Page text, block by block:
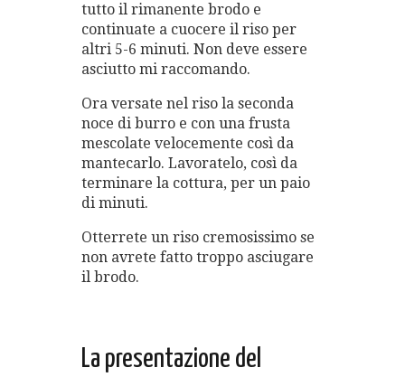
tutto il rimanente brodo e
continuate a cuocere il riso per
altri 5-6 minuti. Non deve essere
asciutto mi raccomando.
Ora versate nel riso la seconda
noce di burro e con una frusta
mescolate velocemente così da
mantecarlo. Lavoratelo, così da
terminare la cottura, per un paio
di minuti.
Otterrete un riso cremosissimo se
non avrete fatto troppo asciugare
il brodo.
La presentazione del